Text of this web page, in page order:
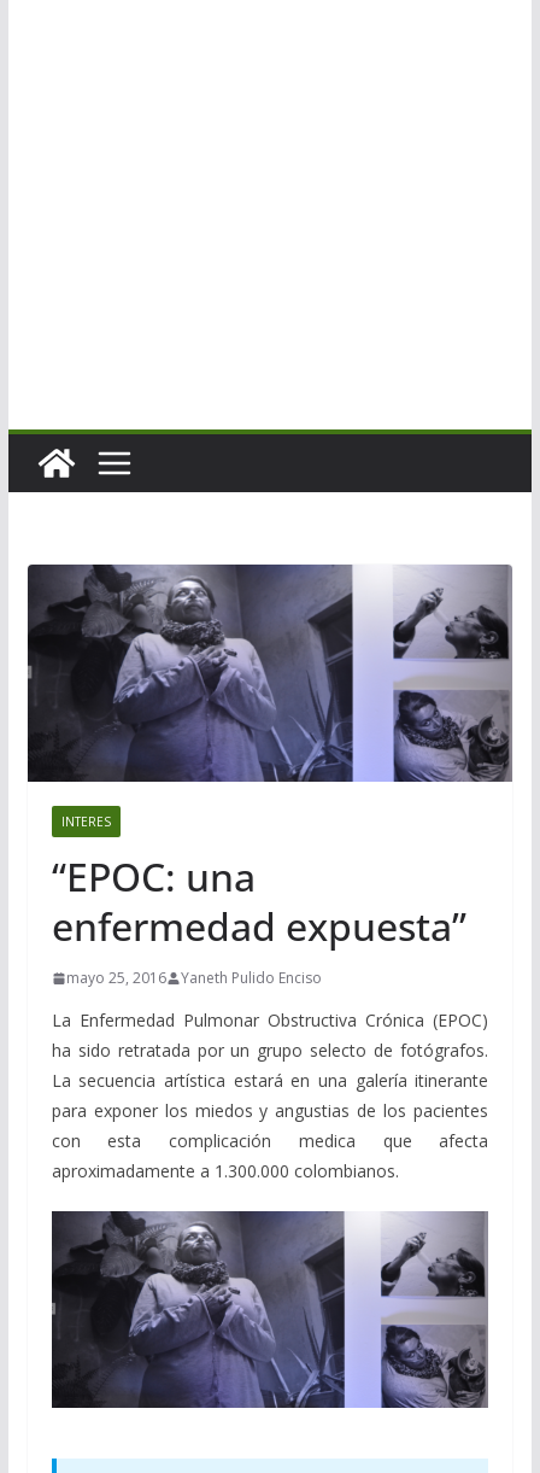
INTERES
“EPOC: una
enfermedad expuesta”
mayo 25, 2016 Yaneth Pulido Enciso
La Enfermedad Pulmonar Obstructiva Crónica (EPOC)
ha sido retratada por un grupo selecto de fotógrafos.
La secuencia artística estará en una galería itinerante
para exponer los miedos y angustias de los pacientes
con esta complicación medica que afecta
aproximadamente a 1.300.000 colombianos.